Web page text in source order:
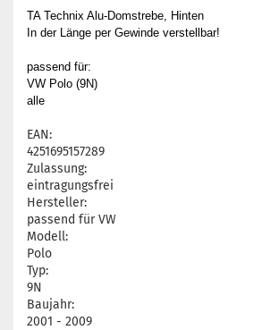
TA Technix Alu-Domstrebe, Hinten
In der Länge per Gewinde verstellbar!
passend für:
VW Polo (9N)
alle
EAN:
4251695157289
Zulassung:
eintragungsfrei
Hersteller:
passend für VW
Modell:
Polo
Typ:
9N
Baujahr:
2001 - 2009